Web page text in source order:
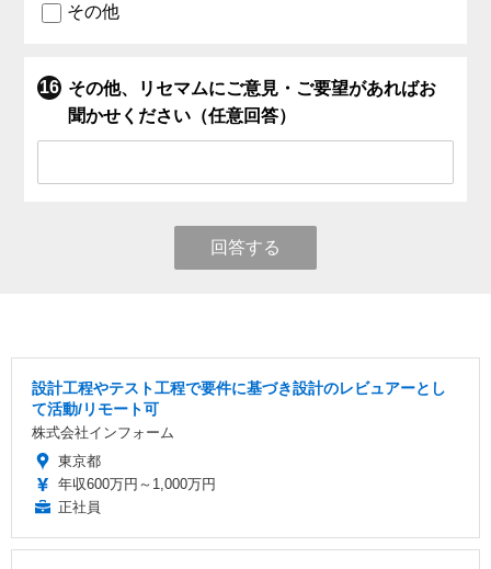
その他
その他、リセマムにご意見・ご要望があればお
聞かせください（任意回答）
回答する
設計工程やテスト工程で要件に基づき設計のレビュアーとし
て活動/リモート可
株式会社インフォーム
東京都
年収600万円～1,000万円
正社員